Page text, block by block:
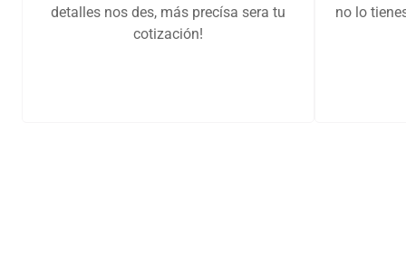
detalles nos des, más precísa sera tu
cotización!
no lo